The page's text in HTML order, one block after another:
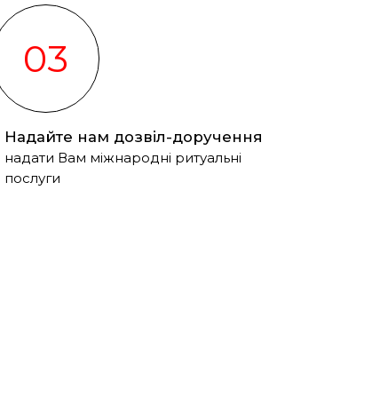
03
Надайте нам дозвіл-доручення
надати Вам міжнародні ритуальні
послуги